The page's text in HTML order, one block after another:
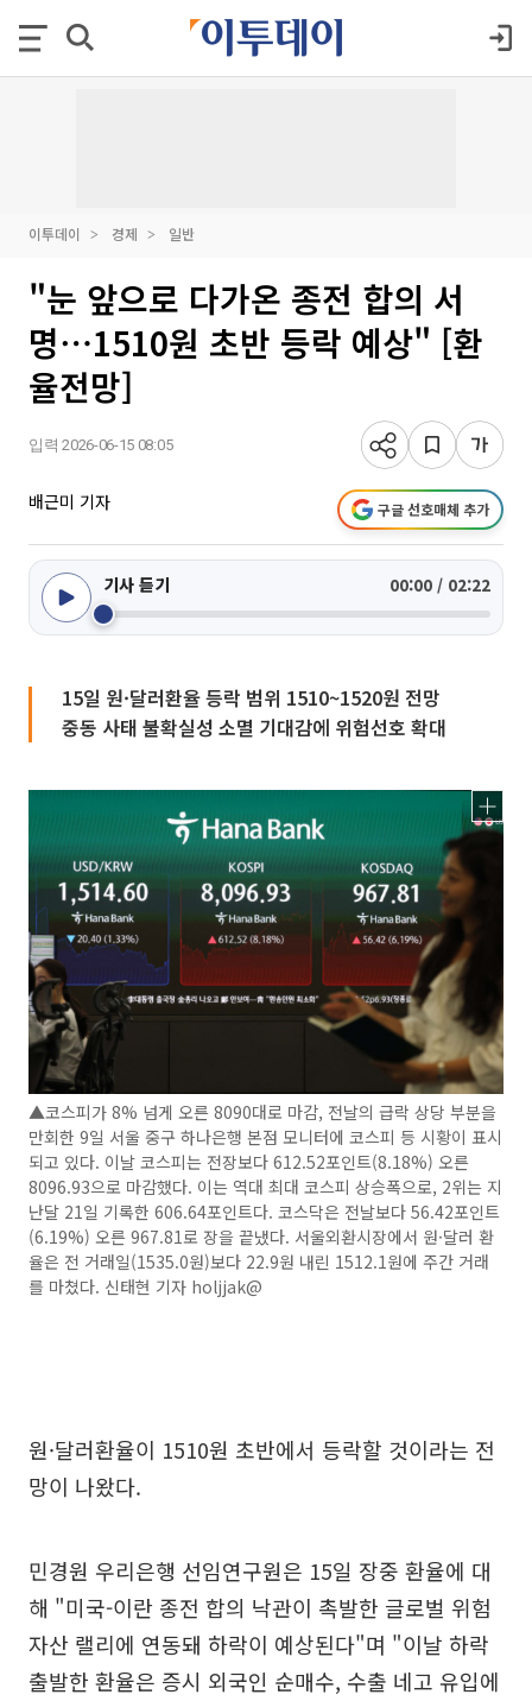
이투데이 경제 일반
"눈 앞으로 다가온 종전 합의 서
명⋯1510원 초반 등락 예상" [환
율전망]
입력 2026-06-15 08:05
배근미 기자 구글 선호매체 추가
기사 듣기 00:00 / 02:22
15일 원·달러환율 등락 범위 1510~1520원 전망
중동 사태 불확실성 소멸 기대감에 위험선호 확대
▲코스피가 8% 넘게 오른 8090대로 마감, 전날의 급락 상당 부분을
만회한 9일 서울 중구 하나은행 본점 모니터에 코스피 등 시황이 표시
되고 있다. 이날 코스피는 전장보다 612.52포인트(8.18%) 오른
8096.93으로 마감했다. 이는 역대 최대 코스피 상승폭으로, 2위는 지
난달 21일 기록한 606.64포인트다. 코스닥은 전날보다 56.42포인트
(6.19%) 오른 967.81로 장을 끝냈다. 서울외환시장에서 원·달러 환
율은 전 거래일(1535.0원)보다 22.9원 내린 1512.1원에 주간 거래
를 마쳤다. 신태현 기자 holjjak@
원·달러환율이 1510원 초반에서 등락할 것이라는 전
망이 나왔다.
민경원 우리은행 선임연구원은 15일 장중 환율에 대
해 "미국-이란 종전 합의 낙관이 촉발한 글로벌 위험
자산 랠리에 연동돼 하락이 예상된다"며 "이날 하락
출발한 환율은 증시 외국인 순매수, 수출 네고 유입에